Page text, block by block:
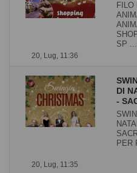
20, Lug, 11:36
FILO
SP ...
20, Lug, 11:35
DI
-
PER